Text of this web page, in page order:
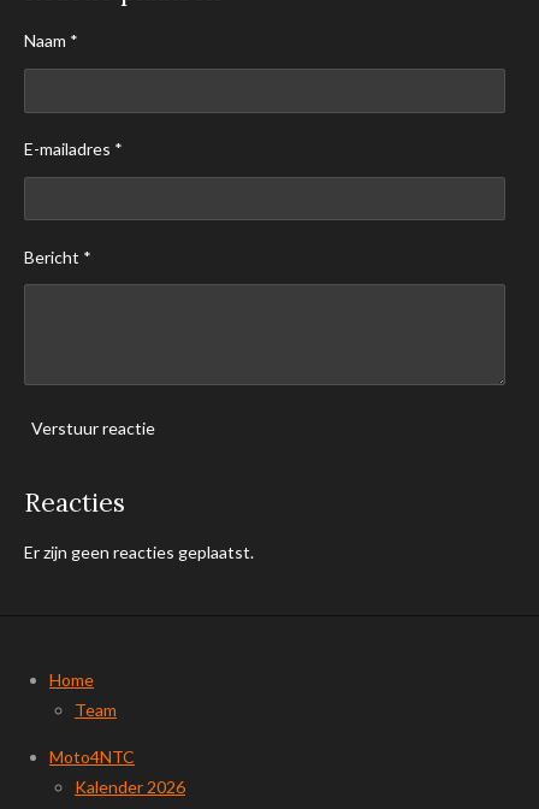
Naam *
E-mailadres *
Bericht *
Verstuur reactie
Reacties
Er zijn geen reacties geplaatst.
Home
Team
Moto4NTC
Kalender 2026